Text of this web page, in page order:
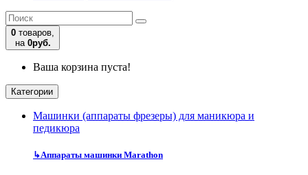
0 товаров,
на 0руб.
Ваша корзина пуста!
Категории
Машинки (аппараты фрезеры) для маникюра и
педикюра
↳Аппараты машинки Marathon